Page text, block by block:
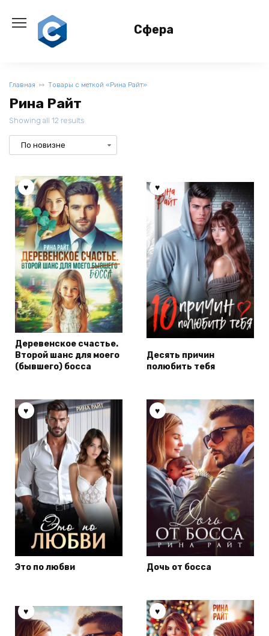
содержанию
Сфера
Главная Товары с меткой «Рина Райт»
Рина Райт
Showing all 12 results
Деревенское счастье.
Второй шанс для моего
(бывшего) босса
Десять причин
полюбить тебя
Это по любви Дочь от босса